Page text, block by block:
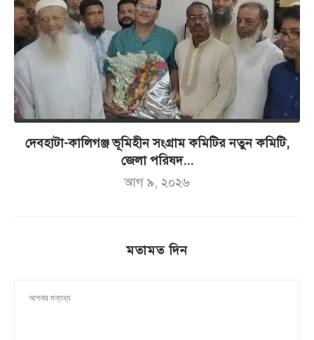
দেবহাটা-কালিগঞ্জ ভূমিহীন সংগ্রাম কমিটির নতুন কমিটি,
জেলা পরিষদ...
আগ ৯, ২০২৬
মতামত দিন